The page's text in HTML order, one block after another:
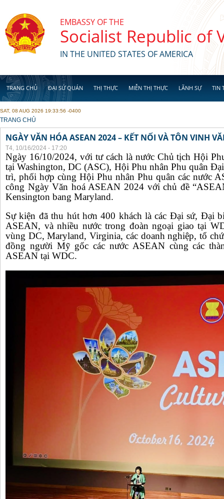
EMBASSY OF THE
Socialist Republic of
IN THE UNITED STATES OF AMERICA
TRANG CHỦ ĐẠI SỨ QUÁN THỊ THỰC MIỄN THỊ THỰC LÃNH SỰ TIN
SAT, 08 AUG 2026 19:33:56 -0400
YOU ARE HERE
TRANG CHỦ
NGÀY VĂN HÓA ASEAN 2024 – KẾT NỐI VÀ TÔN VINH
T4, 10/16/2024 - 17:20
Ngày 16/10/2024, với tư cách là nước Chủ tịch Hội
tại Washington, DC (ASC), Hội Phu nhân Phu quân
trì, phối hợp cùng Hội Phu nhân Phu quân các nước
công Ngày Văn hoá ASEAN 2024 với chủ đề
Kensington bang Maryland.
Sự kiện đã thu hút hơn 400 khách là các Đại sứ, Đại
ASEAN, và nhiều nước trong đoàn ngoại giao tại
vùng DC, Maryland, Virginia, các doanh nghiệp, tổ
đồng người Mỹ gốc các nước ASEAN cùng các
ASEAN tại WDC.